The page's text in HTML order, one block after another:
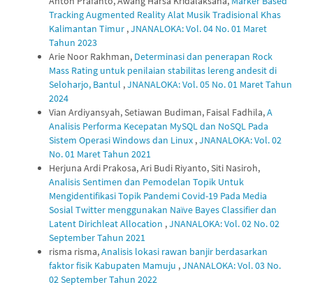
Tracking Augmented Reality Alat Musik Tradisional Khas
Kalimantan Timur ,JNANALOKA: Vol. 04 No. 01 Maret
Tahun 2023
Arie Noor Rakhman, Determinasi dan penerapan Rock
Mass Rating untuk penilaian stabilitas lereng andesit di
Seloharjo, Bantul ,JNANALOKA: Vol. 05 No. 01 Maret Tahun
2024
Vian Ardiyansyah, Setiawan Budiman, Faisal Fadhila,A
Analisis Performa Kecepatan MySQL dan NoSQL Pada
Sistem Operasi Windows dan Linux ,JNANALOKA: Vol. 02
No. 01 Maret Tahun 2021
Herjuna Ardi Prakosa, Ari Budi Riyanto, Siti Nasiroh,
Analisis Sentimen dan Pemodelan Topik Untuk
Mengidentifikasi Topik Pandemi Covid-19 Pada Media
Sosial Twitter menggunakan Naïve Bayes Classifier dan
Latent Dirichleat Allocation ,JNANALOKA: Vol. 02 No. 02
September Tahun 2021
risma risma,Analisis lokasi rawan banjir berdasarkan
faktor fisik Kabupaten Mamuju ,JNANALOKA: Vol. 03 No.
02 September Tahun 2022